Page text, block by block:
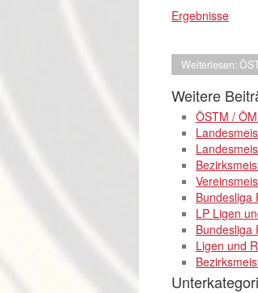
Ergebnisse
Weiterlesen:
Weitere
ÖSTM /
Bundesliga
LP Ligen
Bundesliga
Ligen und